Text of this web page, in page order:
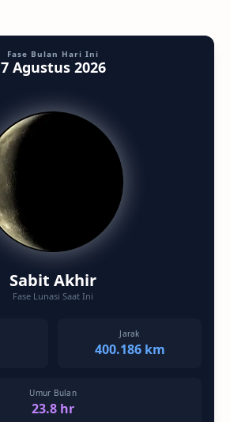
Fase Bulan Hari Ini
7 Agustus 2026
Sabit Akhir
Fase Lunasi Saat Ini
Jarak
400.186 km
Umur Bulan
23.8 hr